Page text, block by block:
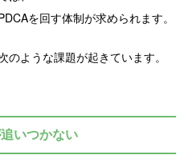
を回す体制が求められます。
ような課題が起きています。
いつかない